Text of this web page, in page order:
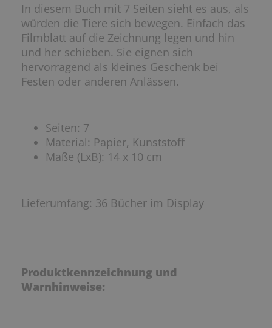
In diesem Buch mit 7 Seiten sieht es aus, als
würden die Tiere sich bewegen. Einfach das
Filmblatt auf die Zeichnung legen und hin
und her schieben. Sie eignen sich
hervorragend als kleines Geschenk bei
Festen oder anderen Anlässen.
Seiten: 7
Material: Papier, Kunststoff
Maße (LxB): 14 x 10 cm
Lieferumfang: 36 Bücher im Display
Produktkennzeichnung und
Warnhinweise: